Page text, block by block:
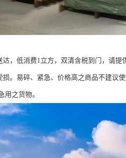
，低消费1立方，双清含税到门，请
。易碎、紧急、价格高之商品不建议使
用之货物。